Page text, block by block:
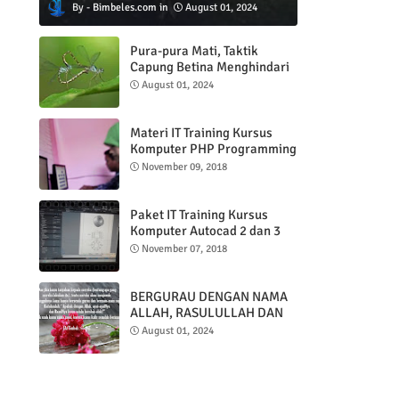
Bimbeles.com August 01, 2024
Pura-pura Mati, Taktik
Capung Betina Menghindari
Pejantan
August 01, 2024
Materi IT Training Kursus
Komputer PHP Programming
& MYSQL basic
November 09, 2018
Paket IT Training Kursus
Komputer Autocad 2 dan 3
DImensi
November 07, 2018
BERGURAU DENGAN NAMA
ALLAH, RASULULLAH DAN
AL QUR'AN
August 01, 2024